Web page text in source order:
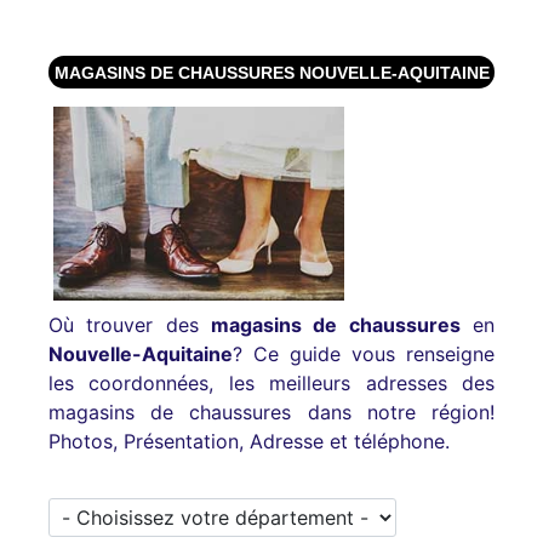
MAGASINS DE CHAUSSURES NOUVELLE-AQUITAINE
Où trouver des magasins de chaussuresen
Nouvelle-Aquitaine? Ce guide vous renseigne
les coordonnées, les meilleurs adresses des
magasins de chaussures dans notre région!
Photos, Présentation, Adresse et téléphone.